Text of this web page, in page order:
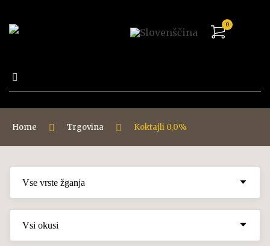
Išči:
0
Home Trgovina Koktajli 0,0%